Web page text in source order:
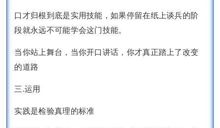
口才归根到底是实用技能，如果停留在纸上谈兵的阶
段就永远不可能学会这门技能。
当你站上舞台，当你开口讲话，你才真正踏上了改变
的道路
三.运用
实践是检验真理的标准